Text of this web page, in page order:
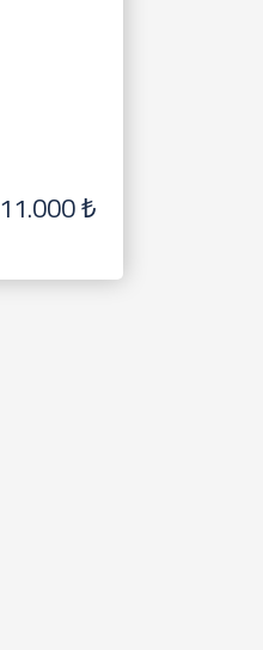
11.000 ₺